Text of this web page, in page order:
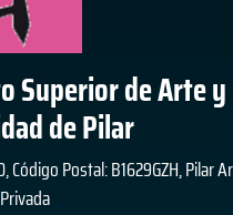
Superior de Arte y
de Pilar
Código Postal: B1629GZH, Pilar
Privada